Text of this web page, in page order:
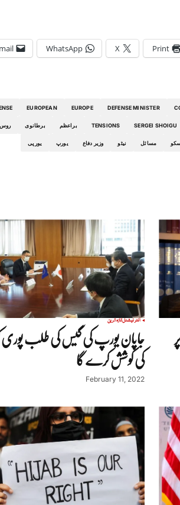
Print
X
WhatsApp
DEFENSE MINISTER
EUROPE
EUROPEAN
SERGEI SHOIGU
TENSIONS براعظم برطانوی روس
مسائل نیٹو وزیر دفاع یورپ یورپی
انٹرنیشنلتازہ ترین
جاپان یورپ کی گیس کی طلب
کی کوشش کرے گا
February 11, 2022